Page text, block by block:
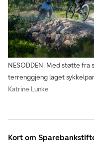
NESODDEN: Med støtte fra
terrenggjeng laget
Katrine Lunke
Kort om